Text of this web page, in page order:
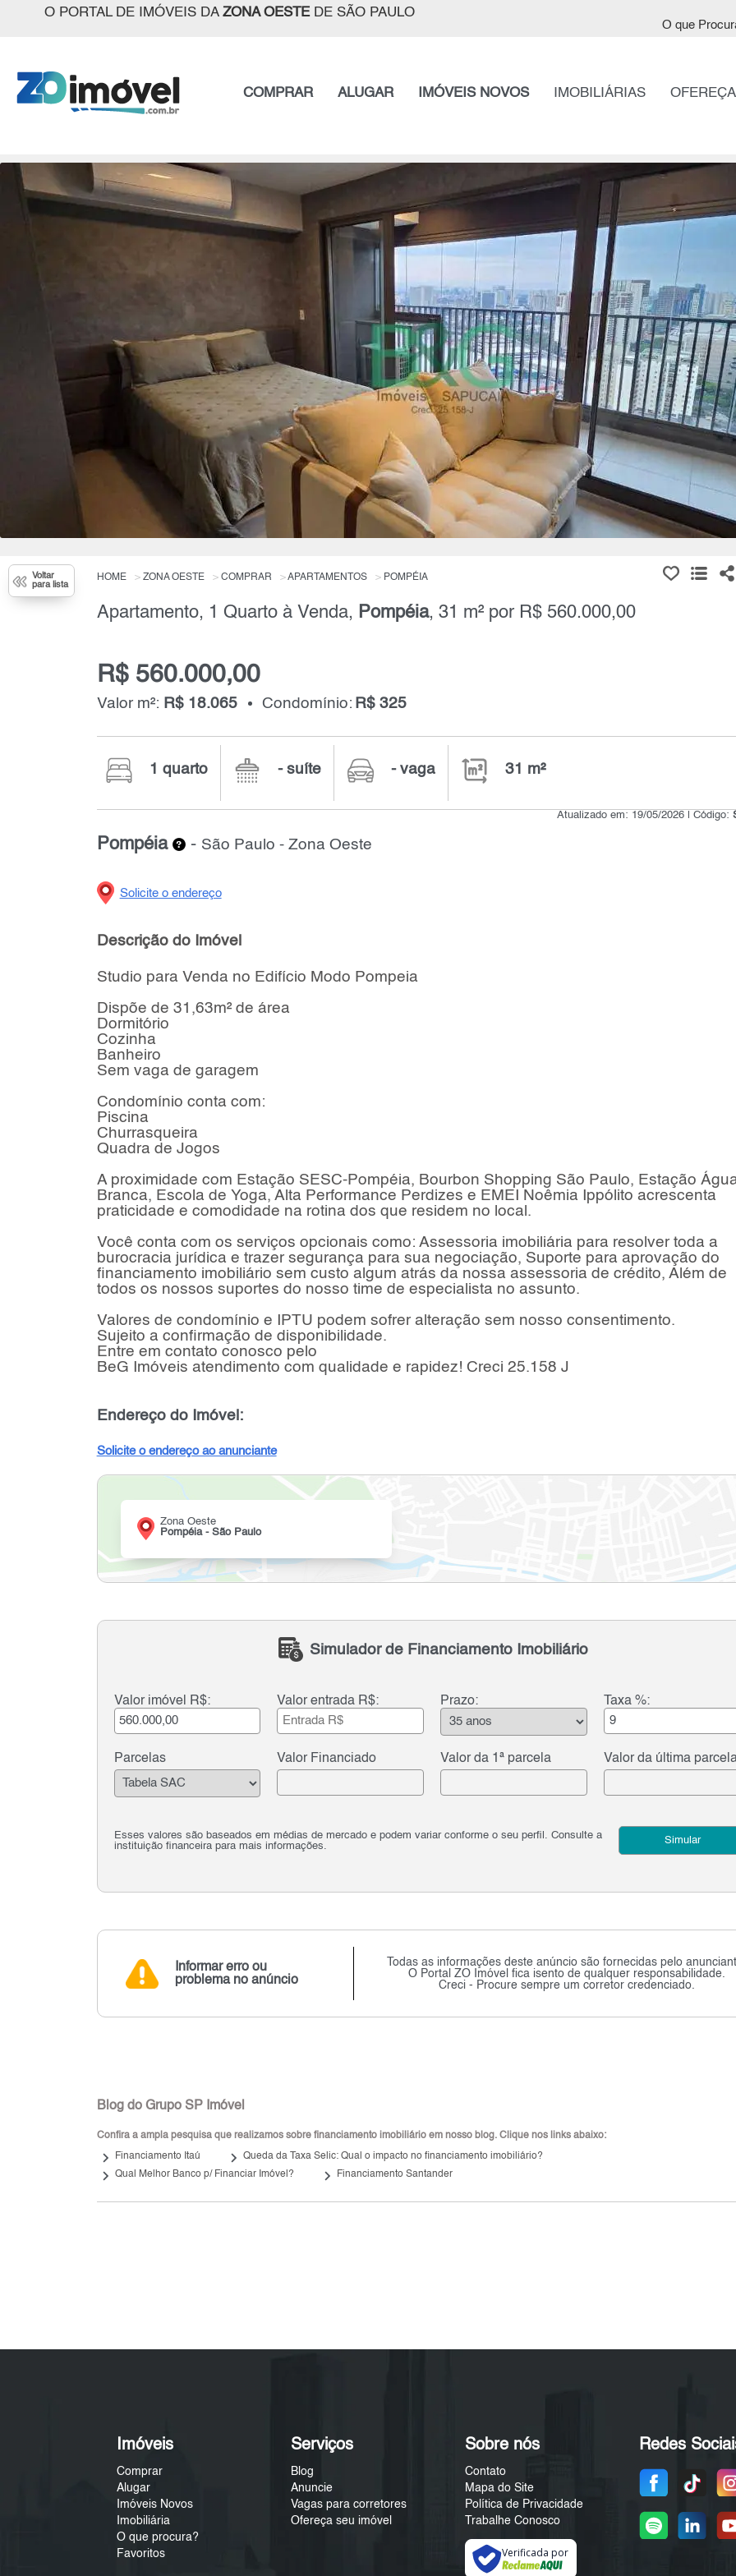
O PORTAL DE IMÓVEIS DA ZONA OESTEDE SÃO PAULO
O que
COMPRAR ALUGAR IMÓVEIS NOVOS IMOBILIÁRIAS
Voltar
para lista
HOME ZONA OESTE COMPRAR APARTAMENTOS POMPÉIA
Apartamento, 1 Quarto à Venda, Pompéia, 31 m² por R$ 560.000,00
R$ 560.000,00
Valor m²: R$ 18.065 Condomínio: R$ 325
1 quarto - suíte - vaga 31 m²
Atualizado em: 19/05/2026 | Código:
Pompéia - São Paulo - Zona Oeste
Solicite o endereço
Descrição do Imóvel
Studio para Venda no Edifício Modo Pompeia
Dispõe de 31,63m² de área
Dormitório
Cozinha
Banheiro
Sem vaga de garagem
Condomínio conta com:
Piscina
Churrasqueira
Quadra de Jogos
A proximidade com Estação SESC-Pompéia, Bourbon Shopping São Paulo, Estação
Branca, Escola de Yoga, Alta Performance Perdizes e EMEI Noêmia Ippólito acrescenta
praticidade e comodidade na rotina dos que residem no local.
Você conta com os serviços opcionais como: Assessoria imobiliária para resolver toda a
burocracia jurídica e trazer segurança para sua negociação, Suporte para aprovação do
financiamento imobiliário sem custo algum atrás da nossa assessoria de crédito, Além de
todos os nossos suportes do nosso time de especialista no assunto.
Valores de condomínio e IPTU podem sofrer alteração sem nosso consentimento.
Sujeito a confirmação de disponibilidade.
Entre em contato conosco pelo
BeG Imóveis atendimento com qualidade e rapidez! Creci 25.158 J
Endereço do Imóvel:
Solicite o endereço ao anunciante
Zona Oeste
Pompéia - São Paulo
Simulador de Financiamento Imobiliário
Valor imóvel R$: Valor entrada R$: Prazo: Taxa %:
Parcelas Valor Financiado Valor da 1ª parcela Valor da última
Esses valores são baseados em médias de mercado e podem variar conforme o seu perfil. Consulte a
instituição financeira para mais informações.
Simular
Informar erro ou
problema no anúncio
Todas as informações deste anúncio são fornecidas pelo
O Portal ZO Imóvel fica isento de qualquer responsabilidade.
Creci - Procure sempre um corretor credenciado.
Blog do Grupo SP Imóvel
Confira a ampla pesquisa que realizamos sobre financiamento imobiliário em nosso blog. Clique nos links abaixo:
keyboard_arrow_right Financiamento Itaú keyboard_arrow_right Queda da Taxa Selic: Qual o impacto no financiamento imobiliário?
keyboard_arrow_right Qual Melhor Banco p/ Financiar Imóvel? keyboard_arrow_right Financiamento Santander
Imóveis
Comprar
Alugar
Imóveis Novos
Imobiliária
O que procura?
Favoritos
Serviços
Blog
Anuncie
Vagas para corretores
Ofereça seu imóvel
Sobre nós
Contato
Mapa do Site
Política de Privacidade
Trabalhe Conosco
Verificada por
Redes